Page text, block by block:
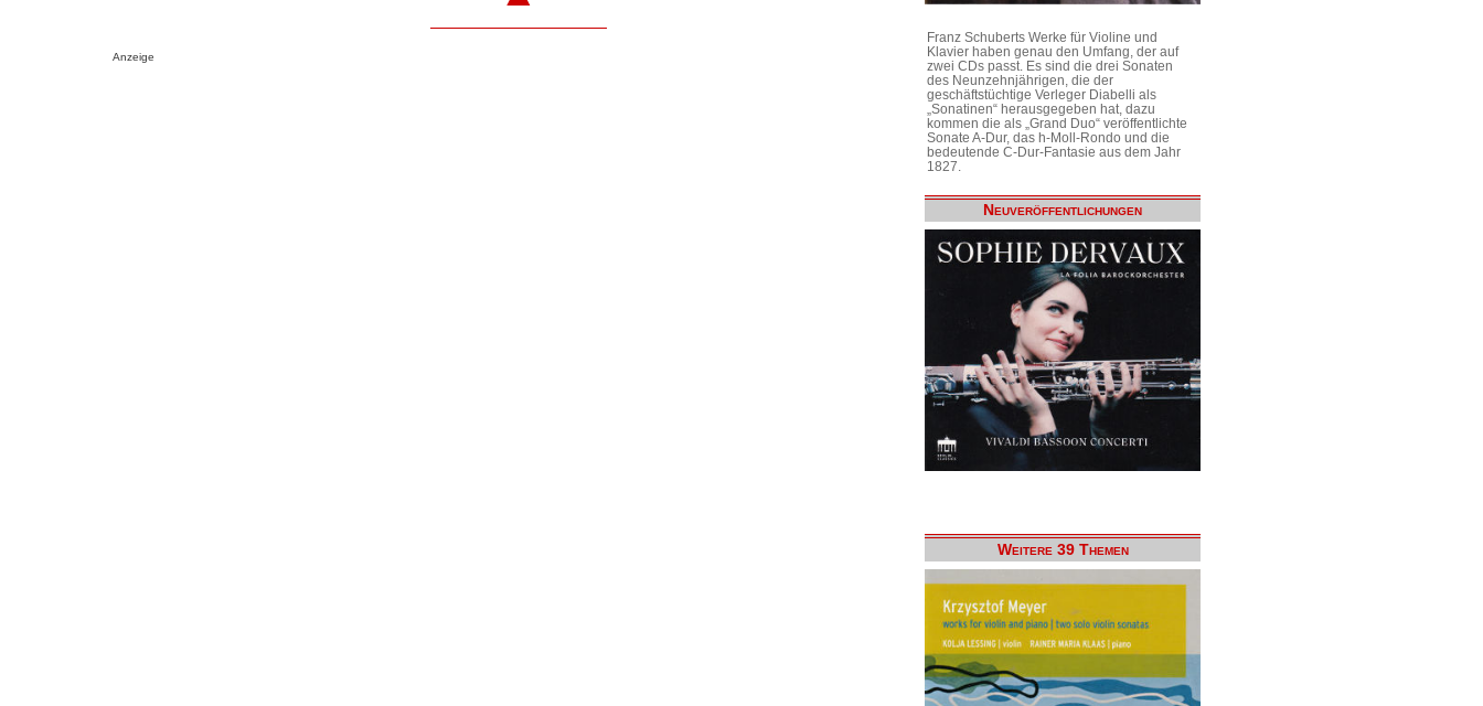
Anzeige
Franz Schuberts Werke für Violine und
Klavier haben genau den Umfang, der auf
zwei CDs passt. Es sind die drei Sonaten
des Neunzehnjährigen, die der
geschäftstüchtige Verleger Diabelli als
„Sonatinen“ herausgegeben hat, dazu
kommen die als „Grand Duo“ veröffentlichte
Sonate A-Dur, das h-Moll-Rondo und die
bedeutende C-Dur-Fantasie aus dem Jahr
1827.
Neuveröffentlichungen
Weitere 39 Themen